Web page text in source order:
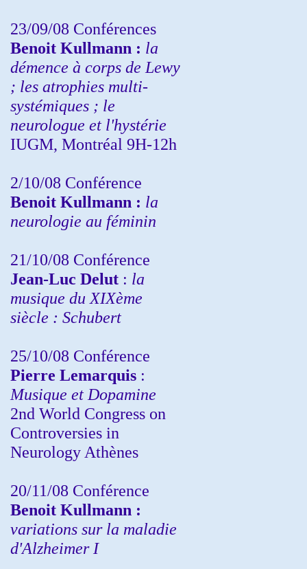
23/09/08 Conférences
Benoit Kullmann : la
démence à corps de Lewy
; les atrophies multi-
systémiques ; le
neurologue et l'hystérie
IUGM, Montréal 9H-12h
2/10/08 Conférence
Benoit Kullmann : la
neurologie au féminin
21/10/08 Conférence
Jean-Luc Delut : la
musique du XIXème
siècle : Schubert
25/10/08 Conférence
Pierre Lemarquis :
Musique et Dopamine
2nd World Congress on
Controversies in
Neurology Athènes
20/11/08 Conférence
Benoit Kullmann :
variations sur la maladie
d'Alzheimer I